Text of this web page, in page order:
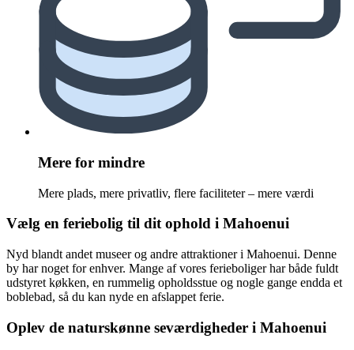
Mere for mindre
Mere plads, mere privatliv, flere faciliteter – mere værdi
Vælg en feriebolig til dit ophold i Mahoenui
Nyd blandt andet museer og andre attraktioner i Mahoenui. Denne
by har noget for enhver. Mange af vores ferieboliger har både fuldt
udstyret køkken, en rummelig opholdsstue og nogle gange endda et
boblebad, så du kan nyde en afslappet ferie.
Oplev de naturskønne seværdigheder i Mahoenui